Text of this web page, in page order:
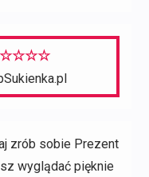
☆☆☆☆☆
zrób sobie Prezent
wyglądać pięknie